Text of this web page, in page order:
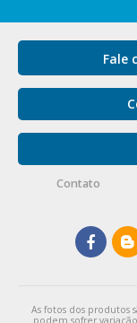
Fale
Contato
As fotos dos produtos
podem sofrer